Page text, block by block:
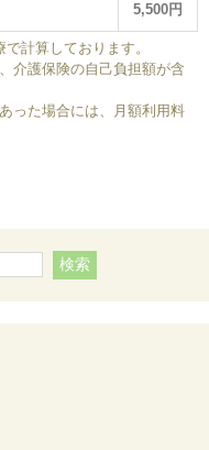
5,500円
計算しております。
介護保険の自己負担額が含
った場合には、月額利用料